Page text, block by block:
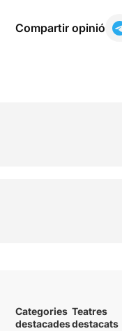
Compartir opinió
Categories
destacades
Teatres
destacats